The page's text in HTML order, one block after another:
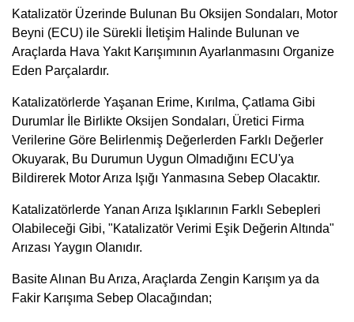
Katalizatör Üzerinde Bulunan Bu Oksijen Sondaları, Motor
Beyni (ECU) ile Sürekli İletişim Halinde Bulunan ve
Araçlarda Hava Yakıt Karışımının Ayarlanmasını Organize
Eden Parçalardır.
Katalizatörlerde Yaşanan Erime, Kırılma, Çatlama Gibi
Durumlar İle Birlikte Oksijen Sondaları, Üretici Firma
Verilerine Göre Belirlenmiş Değerlerden Farklı Değerler
Okuyarak, Bu Durumun Uygun Olmadığını ECU'ya
Bildirerek Motor Arıza Işığı Yanmasına Sebep Olacaktır.
Katalizatörlerde Yanan Arıza Işıklarının Farklı Sebepleri
Olabileceği Gibi, "Katalizatör Verimi Eşik Değerin Altında"
Arızası Yaygın Olanıdır.
Basite Alınan Bu Arıza, Araçlarda Zengin Karışım ya da
Fakir Karışıma Sebep Olacağından;